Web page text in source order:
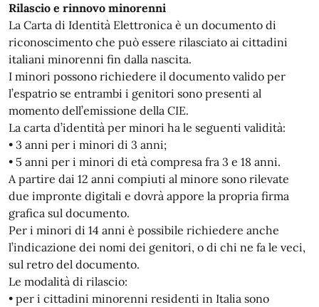
Rilascio e rinnovo minorenni
La Carta di Identità Elettronica è un documento di
riconoscimento che può essere rilasciato ai cittadini
italiani minorenni fin dalla nascita.
I minori possono richiedere il documento valido per
l’espatrio se entrambi i genitori sono presenti al
momento dell’emissione della CIE.
La carta d’identità per minori ha le seguenti validità:
• 3 anni per i minori di 3 anni;
• 5 anni per i minori di età compresa fra 3 e 18 anni.
A partire dai 12 anni compiuti al minore sono rilevate
due impronte digitali e dovrà appore la propria firma
grafica sul documento.
Per i minori di 14 anni è possibile richiedere anche
l’indicazione dei nomi dei genitori, o di chi ne fa le veci,
sul retro del documento.
Le modalità di rilascio:
• per i cittadini minorenni residenti in Italia sono